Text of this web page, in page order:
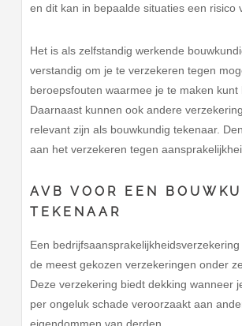
en dit kan in bepaalde situaties een risico
Het is als zelfstandig werkende
verstandig om je te verzekeren tegen
beroepsfouten waarmee je te maken kunt
Daarnaast kunnen ook andere
relevant zijn als bouwkundig tekenaar.
aan het verzekeren tegen
AVB VOOR EEN
TEKENAAR
Een
de meest gekozen verzekeringen onder
Deze verzekering biedt dekking wanneer
per ongeluk schade veroorzaakt aan